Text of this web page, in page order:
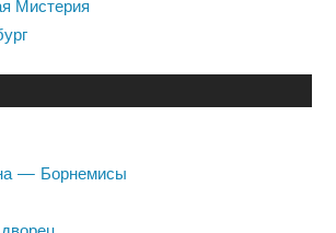
Мистерия
— Борнемисы